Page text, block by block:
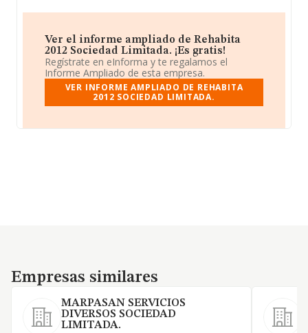
Ver el informe ampliado de Rehabita
2012 Sociedad Limitada. ¡Es gratis!
Regístrate en eInforma y te regalamos el
Informe Ampliado de esta empresa.
VER INFORME AMPLIADO DE REHABITA
2012 SOCIEDAD LIMITADA.
Empresas similares
Empresas similares
MARPASAN SERVICIOS
DIVERSOS SOCIEDAD
LIMITADA.